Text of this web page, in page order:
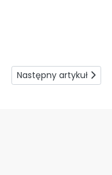
pracy
Następny artykuł:
Następny artykuł